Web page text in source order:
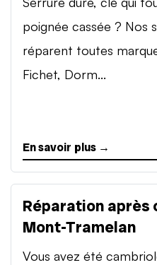
poignée cassée ? Nos
réparent toutes
Fichet, Dorm...
En savoir plus →
Réparation après
Mont-Tramelan
Vous avez été